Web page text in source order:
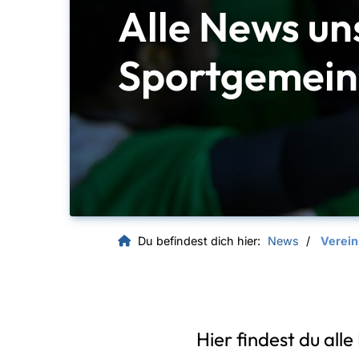
Alle News
Du befindest dich hier: News
Hier findest du
SG EBT Berlin
Samariterstraße 19 / 20